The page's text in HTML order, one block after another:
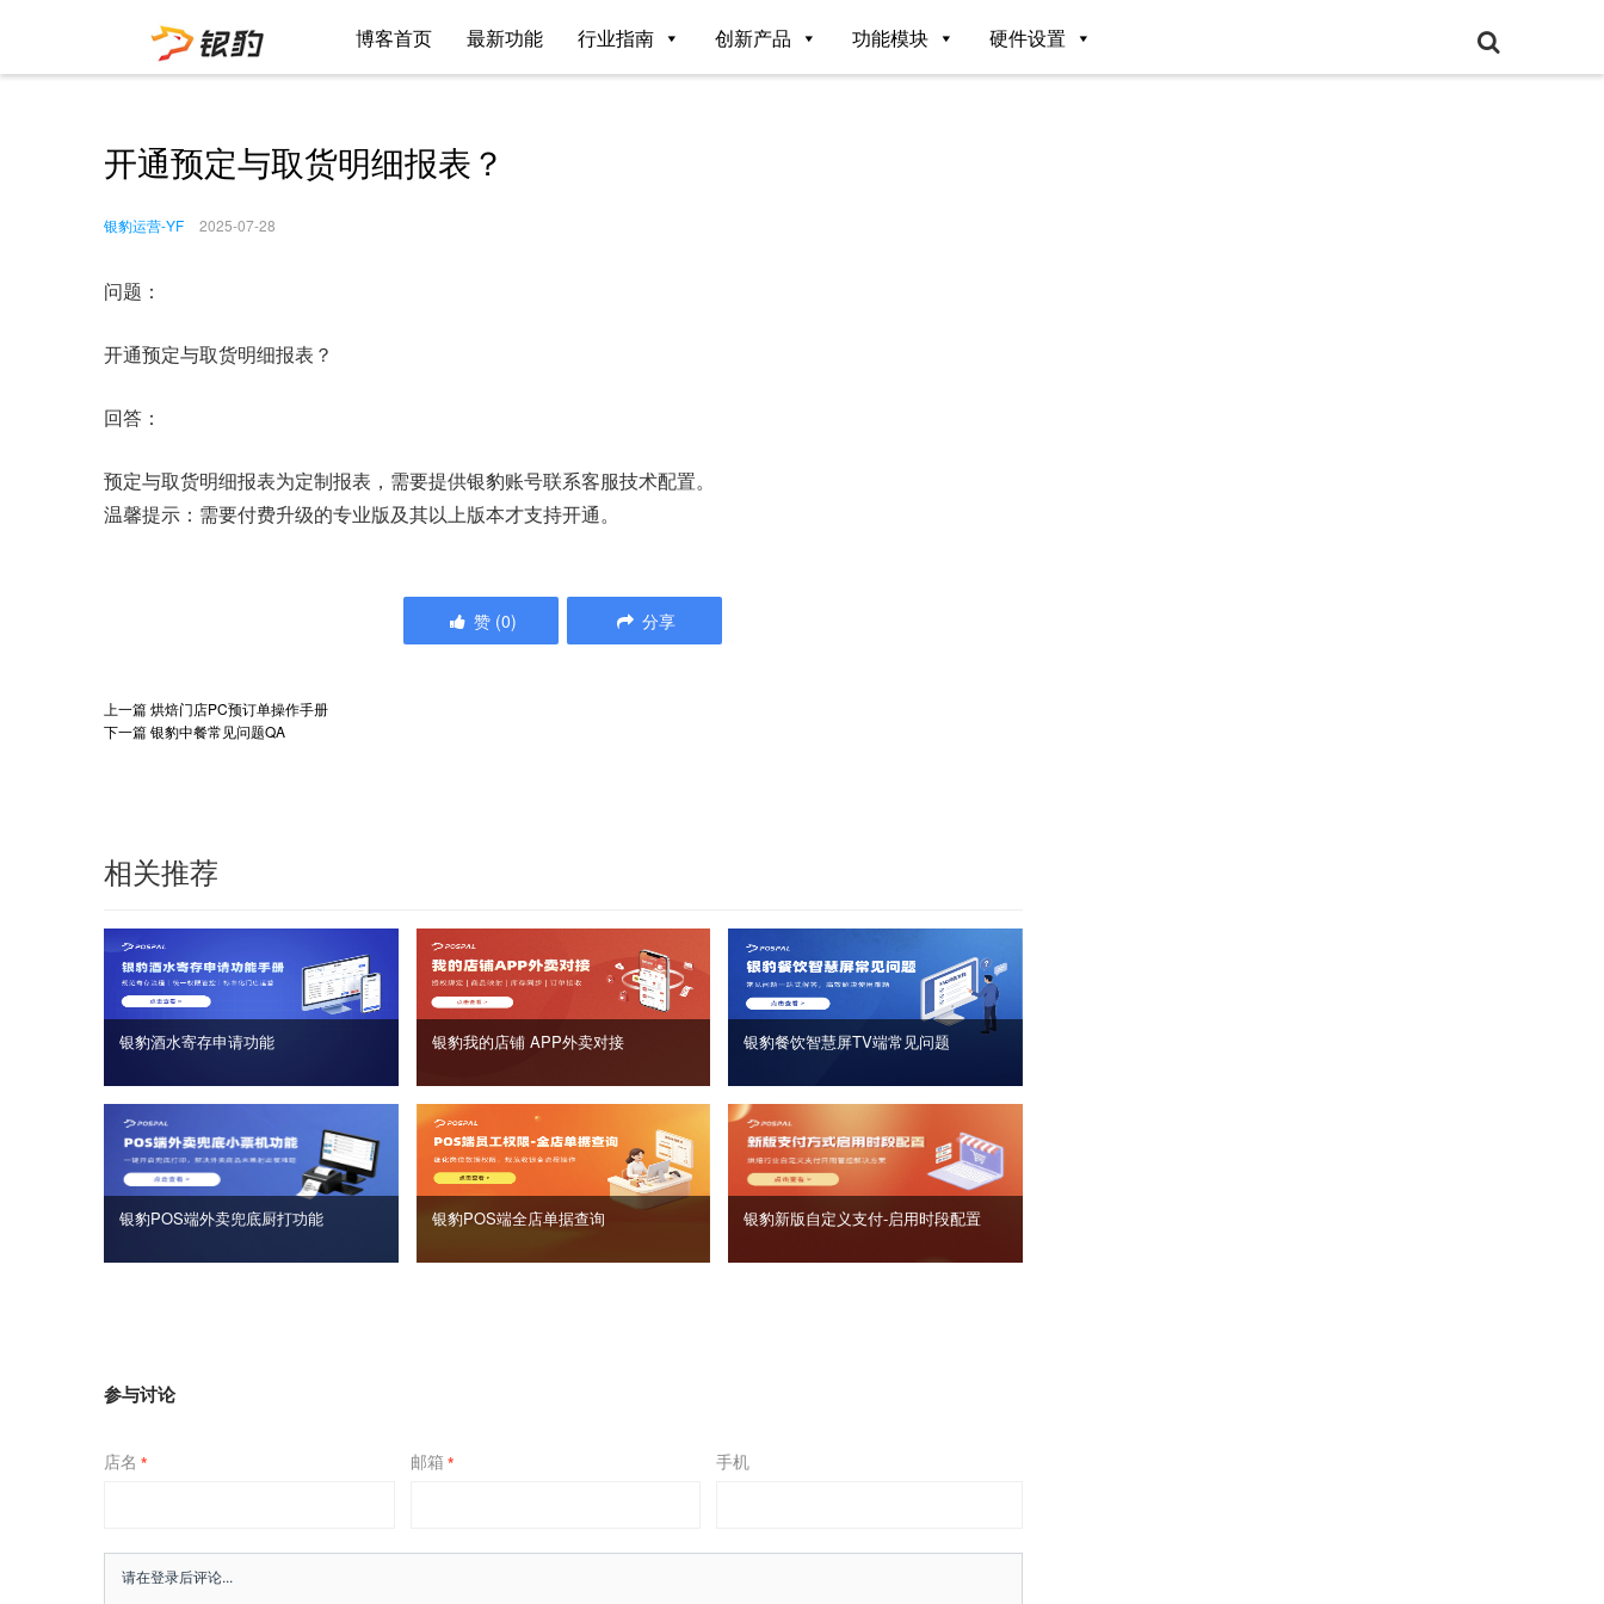
博客首页 最新功能 行业指南 创新产品 功能模块 硬件设置
开通预定与取货明细报表？
银豹运营-YF 2025-07-28
问题：
开通预定与取货明细报表？
回答：
预定与取货明细报表为定制报表，需要提供银豹账号联系客服技术配置。
温馨提示：需要付费升级的专业版及其以上版本才支持开通。
赞 (0) 分享
上一篇烘焙门店PC预订单操作手册
下一篇银豹中餐常见问题QA
相关推荐
银豹酒水寄存申请功能 银豹我的店铺 APP外卖对接 银豹餐饮智慧屏TV端常见问题
银豹POS端外卖兜底厨打功能 银豹POS端全店单据查询 银豹新版自定义支付‑启用时段配置
参与讨论
店名 * 邮箱 * 手机